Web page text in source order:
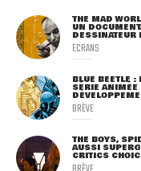
THE MAD
UN
DESSINATEUR
ECRANS
BLUE BEETLE :
SÉRIE ANIMÉE
BRÈVE
THE BOYS,
AUSSI
CRITICS